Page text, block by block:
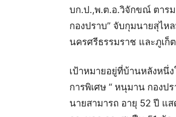
บก.ป.,พ.ต.อ.วิจักขณ์ ตาร
กองปราบ” จับกุมนายสุไห
นครศรีธรรมราช และภูเก็ต
เป้าหมายอยู่ที่บ้านหลังหนึ่
การพิเศษ “ หนุมาน กองป
นายสามารถ อายุ 52 ปี แ